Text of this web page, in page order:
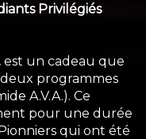
Privilégiés
est un cadeau que
programmes
A.V.A.). Ce
pour une durée
qui ont été